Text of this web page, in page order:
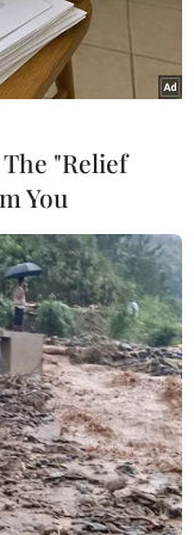
kích các mục tiêu ở
bố ngày
đã tấn công
xem đây là
rõ: "Đáp trả
"Relief
You